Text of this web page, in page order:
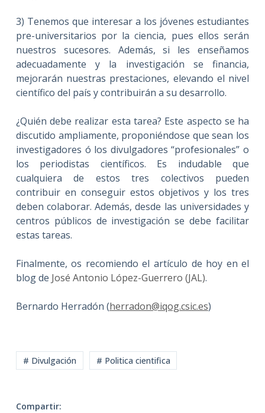
3) Tenemos que interesar a los jóvenes estudiantes
pre-universitarios por la ciencia, pues ellos serán
nuestros sucesores. Además, si les enseñamos
adecuadamente y la investigación se financia,
mejorarán nuestras prestaciones, elevando el nivel
científico del país y contribuirán a su desarrollo.
¿Quién debe realizar esta tarea? Este aspecto se ha
discutido ampliamente, proponiéndose que sean los
investigadores ó los divulgadores “profesionales” o
los periodistas científicos. Es indudable que
cualquiera de estos tres colectivos pueden
contribuir en conseguir estos objetivos y los tres
deben colaborar. Además, desde las universidades y
centros públicos de investigación se debe facilitar
estas tareas.
Finalmente, os recomiendo el artículo de hoy en el
blog de José Antonio López-Guerrero (JAL).
Bernardo Herradón (herradon@iqog.csic.es)
# Divulgación # Politica cientifica
Compartir: